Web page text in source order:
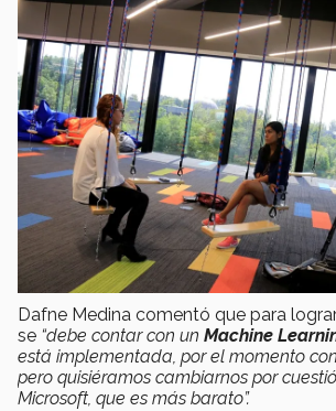
Dafne Medina comentó que para
se “debe contar con un Machine
está implementada, por el momento
pero quisiéramos cambiarnos por
Microsoft, que es más barato”.